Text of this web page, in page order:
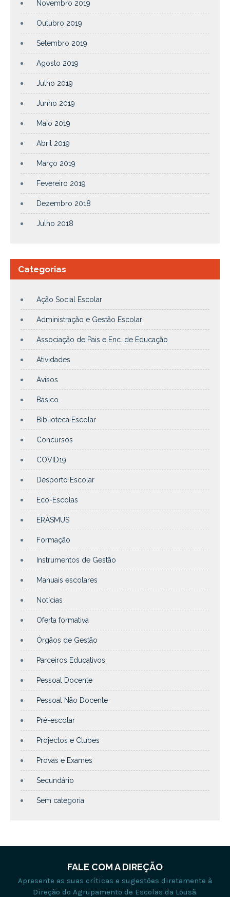
Novembro 2019
Outubro 2019
Setembro 2019
Agosto 2019
Julho 2019
Junho 2019
Maio 2019
Abril 2019
Março 2019
Fevereiro 2019
Dezembro 2018
Julho 2018
Categorias
Ação Social Escolar
Administração e Gestão Escolar
Associação de Pais e Enc. de Educação
Atividades
Avisos
Básico
Biblioteca Escolar
Concursos
COVID19
Desporto Escolar
Eco-Escolas
ERASMUS
Formação
Instrumentos de Gestão
Manuais escolares
Notícias
Oferta formativa
Órgãos de Gestão
Parceiros Educativos
Pessoal Docente
Pessoal Não Docente
Pré-escolar
Projectos e Clubes
Provas e Exames
Secundário
Sem categoria
FALE COM A DIREÇÃO
Apresente as suas críticas e sugestões diretamente à
Direção do Agrupamento de Escolas da Lousã.